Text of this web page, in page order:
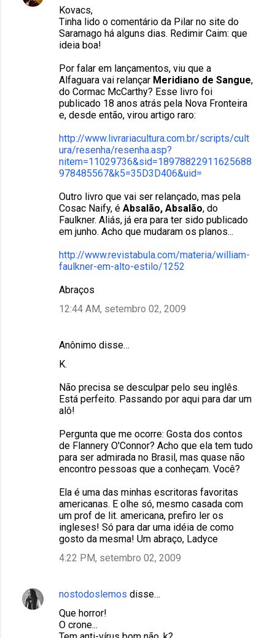
Kovacs,
Tinha lido o comentário da Pilar no site do
Saramago há alguns dias. Redimir Caim: que
ideia boa!
Por falar em lançamentos, viu que a
Alfaguara vai relançar Meridiano de Sangue,
do Cormac McCarthy? Esse livro foi
publicado 18 anos atrás pela Nova Fronteira
e, desde então, virou artigo raro:
http://www.livrariacultura.com.br/scripts/cult
ura/resenha/resenha.asp?
nitem=11029736&sid=18978822911625688
978485567&k5=35D3D406&uid=
Outro livro que vai ser relançado, mas pela
Cosac Naify, é Absalão, Absalão, do
Faulkner. Aliás, já era para ter sido publicado
em junho. Acho que mudaram os planos...
http://www.revistabula.com/materia/william-
faulkner-em-alto-estilo/1252
Abraços
12:44 AM, setembro 02, 2009
Anônimo disse…
K.
Não precisa se desculpar pelo seu inglês.
Está perfeito. Passando por aqui para dar um
alô!
Pergunta que me ocorre: Gosta dos contos
de Flannery O'Connor? Acho que ela tem tudo
para ser admirada no Brasil, mas quase não
encontro pessoas que a conheçam. Você?
Ela é uma das minhas escritoras favoritas
americanas. E olhe só, mesmo casada com
um prof de lit. americana, prefiro ler os
ingleses! Só para dar uma idéia de como
gosto da mesma! Um abraço, Ladyce
4:22 PM, setembro 02, 2009
nostodoslemos disse…
Que horror!
O crone...